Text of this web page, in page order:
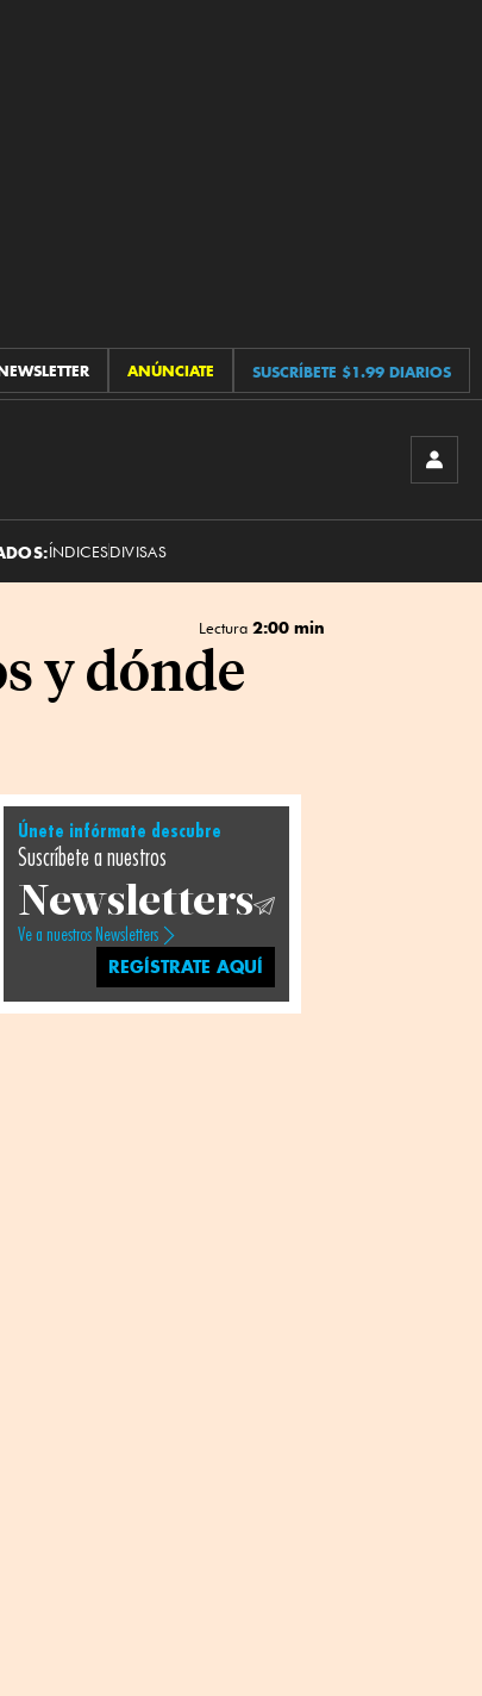
ANÚNCIATE SUSCRÍBETE $1.99 DIARIOS
ÍNDICESDIVISAS
Lectura 2:00 min
y dónde
Únete infórmate descubre
Suscríbete a nuestros
Newsletters
Ve a nuestros Newsletters
REGÍSTRATE AQUÍ